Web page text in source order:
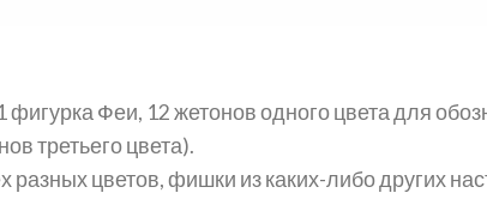
фигурка Феи, 12 жетонов одного цвета для
третьего цвета).
разных цветов, фишки из каких-либо других